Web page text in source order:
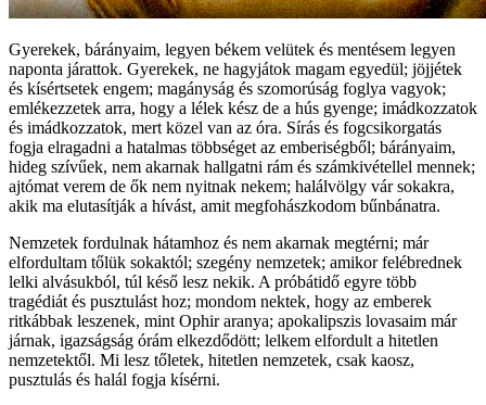
Gyerekek, bárányaim, legyen békem velütek és mentésem legyen
naponta járattok. Gyerekek, ne hagyjátok magam egyedül; jöjjétek
és kísértsetek engem; magányság és szomorúság foglya vagyok;
emlékezzetek arra, hogy a lélek kész de a hús gyenge; imádkozzatok
és imádkozzatok, mert közel van az óra. Sírás és fogcsikorgatás
fogja elragadni a hatalmas többséget az emberiségből; bárányaim,
hideg szívűek, nem akarnak hallgatni rám és számkivétellel mennek;
ajtómat verem de ők nem nyitnak nekem; halálvölgy vár sokakra,
akik ma elutasítják a hívást, amit megfohászkodom bűnbánatra.
Nemzetek fordulnak hátamhoz és nem akarnak megtérni; már
elfordultam tőlük sokaktól; szegény nemzetek; amikor felébrednek
lelki alvásukból, túl késő lesz nekik. A próbátidő egyre több
tragédiát és pusztulást hoz; mondom nektek, hogy az emberek
ritkábbak leszenek, mint Ophir aranya; apokalipszis lovasaim már
járnak, igazságság órám elkezdődött; lelkem elfordult a hitetlen
nemzetektől. Mi lesz tőletek, hitetlen nemzetek, csak kaosz,
pusztulás és halál fogja kísérni.